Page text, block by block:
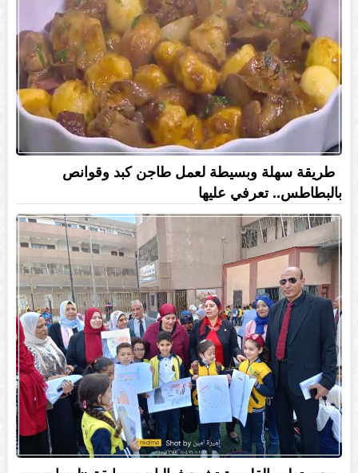
طريقة سهلة وبسيطة لعمل طاجن كبد وقوانص
بالبطاطس.. تعرفي عليها